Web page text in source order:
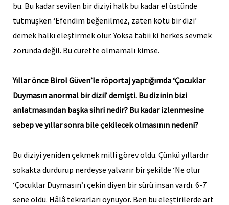
bu. Bu kadar sevilen bir diziyi halk bu kadar el üstünde
tutmuşken ‘Efendim beğenilmez, zaten kötü bir dizi’
demek halkı eleştirmek olur. Yoksa tabii ki herkes sevmek
zorunda değil. Bu cürette olmamalı kimse.
Yıllar önce Birol Güven’le röportaj yaptığımda ‘Çocuklar
Duymasın anormal bir dizi!’ demişti. Bu dizinin bizi
anlatmasından başka sihri nedir? Bu kadar izlenmesine
sebep ve yıllar sonra bile çekilecek olmasının nedeni?
Bu diziyi yeniden çekmek milli görev oldu. Çünkü yıllardır
sokakta durdurup nerdeyse yalvarır bir şekilde ‘Ne olur
‘Çocuklar Duymasın’ı çekin diyen bir sürü insan vardı. 6-7
sene oldu. Hâlâ tekrarları oynuyor. Ben bu eleştirilerde art